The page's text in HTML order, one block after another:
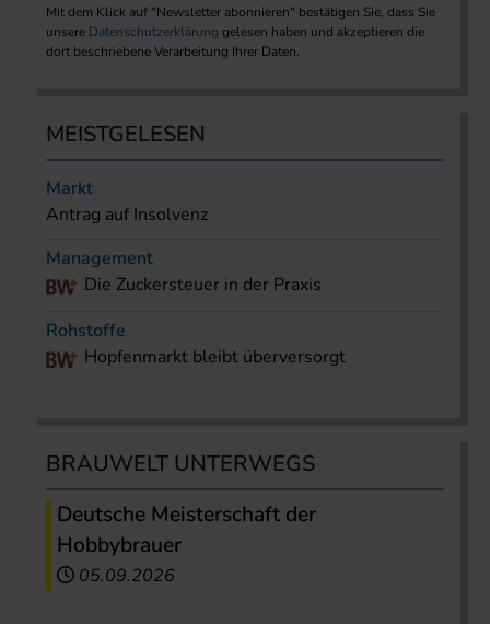
Mit dem Klick auf "Newsletter abonnieren" bestätigen Sie, dass Sie
unsere Datenschutzerklärung gelesen haben und akzeptieren die
dort beschriebene Verarbeitung Ihrer Daten.
MEISTGELESEN
Markt
Antrag auf Insolvenz
Management
Die Zuckersteuer in der Praxis
Rohstoffe
Hopfenmarkt bleibt überversorgt
BRAUWELT UNTERWEGS
Deutsche Meisterschaft der
Hobbybrauer
05.09.2026